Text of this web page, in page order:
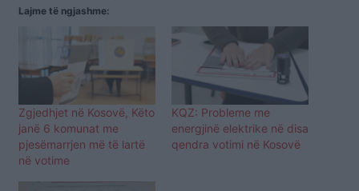
Lajme të ngjashme:
Zgjedhjet në Kosovë, Këto
janë 6 komunat me
pjesëmarrjen më të lartë
në votime
KQZ: Probleme me
energjinë elektrike në disa
qendra votimi në Kosovë